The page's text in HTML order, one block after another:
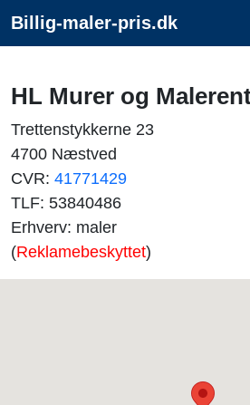
Billig-maler-pris.dk
HL Murer og
Trettenstykkerne 23
4700 Næstved
CVR: 41771429
TLF: 53840486
Erhverv: maler
(Reklamebeskyttet)